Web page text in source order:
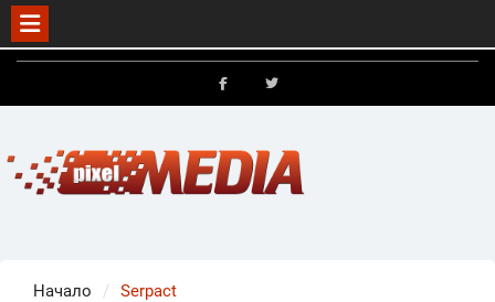
Skip
Начало Serpact